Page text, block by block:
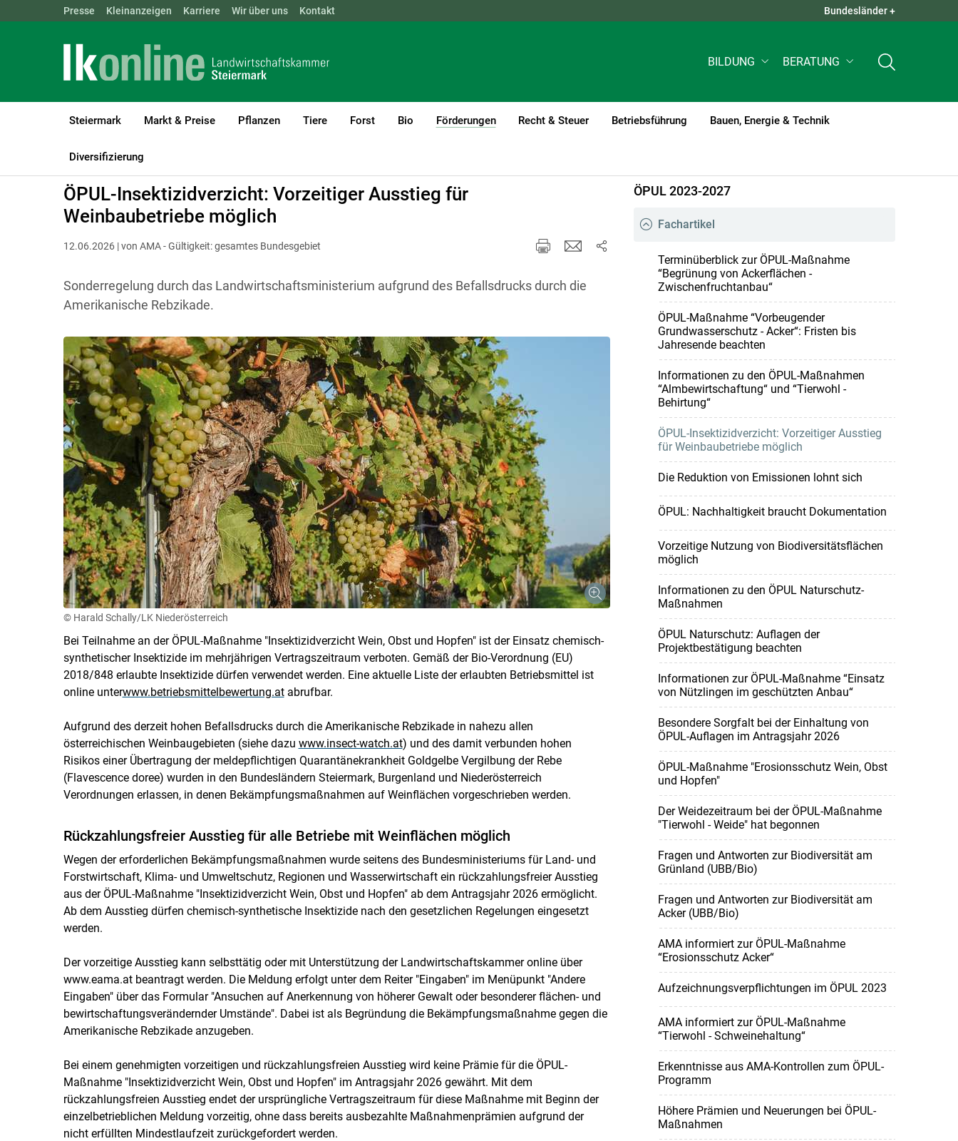
Skip to main content
Landwirtschaftskammern: ÖSTERREICH BGLD KTN NÖ QUICK LINKS +
Presse Kleinanzeigen Karriere Wir über uns Kontakt Bundesländer +
BILDUNG BERATUNG
Steiermark Markt & Preise Pflanzen Tiere Forst Bio Förderungen
(current)1
Recht & Steuer Betriebsführung Bauen, Energie & Technik
Diversifizierung
LK Steiermark Förderungen
ÖPUL-Insektizidverzicht: Vorzeitiger Ausstieg für
Weinbaubetriebe möglich
12.06.2026 | von AMA - Gültigkeit: gesamtes Bundesgebiet
Sonderregelung durch das Landwirtschaftsministerium aufgrund des Befallsdrucks durch die
Amerikanische Rebzikade.
© Harald Schally/LK Niederösterreich
Bei Teilnahme an der ÖPUL-Maßnahme "Insektizidverzicht Wein, Obst und Hopfen" ist der Einsatz chemisch-
synthetischer Insektizide im mehrjährigen Vertragszeitraum verboten. Gemäß der Bio-Verordnung (EU)
2018/848 erlaubte Insektizide dürfen verwendet werden. Eine aktuelle Liste der erlaubten Betriebsmittel ist
online unterwww.betriebsmittelbewertung.atabrufbar.
Aufgrund des derzeit hohen Befallsdrucks durch die Amerikanische Rebzikade in nahezu allen
österreichischen Weinbaugebieten (siehe dazu www.insect-watch.at) und des damit verbunden hohen
Risikos einer Übertragung der meldepflichtigen Quarantänekrankheit Goldgelbe Vergilbung der Rebe
(Flavescence doree) wurden in den Bundesländern Steiermark, Burgenland und Niederösterreich
Verordnungen erlassen, in denen Bekämpfungsmaßnahmen auf Weinflächen vorgeschrieben werden.
Rückzahlungsfreier Ausstieg für alle Betriebe mit Weinflächen möglich
Wegen der erforderlichen Bekämpfungsmaßnahmen wurde seitens des Bundesministeriums für Land- und
Forstwirtschaft, Klima- und Umweltschutz, Regionen und Wasserwirtschaft ein rückzahlungsfreier Ausstieg
aus der ÖPUL-Maßnahme "Insektizidverzicht Wein, Obst und Hopfen" ab dem Antragsjahr 2026 ermöglicht.
Ab dem Ausstieg dürfen chemisch-synthetische Insektizide nach den gesetzlichen Regelungen eingesetzt
werden.
Der vorzeitige Ausstieg kann selbsttätig oder mit Unterstützung der Landwirtschaftskammer online über
www.eama.at beantragt werden. Die Meldung erfolgt unter dem Reiter "Eingaben" im Menüpunkt "Andere
Eingaben" über das Formular "Ansuchen auf Anerkennung von höherer Gewalt oder besonderer flächen- und
bewirtschaftungsverändernder Umstände". Dabei ist als Begründung die Bekämpfungsmaßnahme gegen die
Amerikanische Rebzikade anzugeben.
Bei einem genehmigten vorzeitigen und rückzahlungsfreien Ausstieg wird keine Prämie für die ÖPUL-
Maßnahme "Insektizidverzicht Wein, Obst und Hopfen" im Antragsjahr 2026 gewährt. Mit dem
rückzahlungsfreien Ausstieg endet der ursprüngliche Vertragszeitraum für diese Maßnahme mit Beginn der
einzelbetrieblichen Meldung vorzeitig, ohne dass bereits ausbezahlte Maßnahmenprämien aufgrund der
nicht erfüllten Mindestlaufzeit zurückgefordert werden.
ÖPUL 2023-2027
Fachartikel
Terminüberblick zur ÖPUL-Maßnahme
“Begrünung von Ackerflächen -
Zwischenfruchtanbau“
ÖPUL-Maßnahme “Vorbeugender
Grundwasserschutz - Acker“: Fristen bis
Jahresende beachten
Informationen zu den ÖPUL-Maßnahmen
“Almbewirtschaftung“ und “Tierwohl -
Behirtung“
ÖPUL-Insektizidverzicht: Vorzeitiger Ausstieg
für Weinbaubetriebe möglich
Die Reduktion von Emissionen lohnt sich
ÖPUL: Nachhaltigkeit braucht Dokumentation
Vorzeitige Nutzung von Biodiversitätsflächen
möglich
Informationen zu den ÖPUL Naturschutz-
Maßnahmen
ÖPUL Naturschutz: Auflagen der
Projektbestätigung beachten
Informationen zur ÖPUL-Maßnahme “Einsatz
von Nützlingen im geschützten Anbau“
Besondere Sorgfalt bei der Einhaltung von
ÖPUL-Auflagen im Antragsjahr 2026
ÖPUL-Maßnahme "Erosionsschutz Wein, Obst
und Hopfen"
Der Weidezeitraum bei der ÖPUL-Maßnahme
"Tierwohl - Weide" hat begonnen
Fragen und Antworten zur Biodiversität am
Grünland (UBB/Bio)
Fragen und Antworten zur Biodiversität am
Acker (UBB/Bio)
AMA informiert zur ÖPUL-Maßnahme
“Erosionsschutz Acker“
Aufzeichnungsverpflichtungen im ÖPUL 2023
AMA informiert zur ÖPUL-Maßnahme
“Tierwohl - Schweinehaltung“
Erkenntnisse aus AMA-Kontrollen zum ÖPUL-
Programm
Höhere Prämien und Neuerungen bei ÖPUL-
Maßnahmen